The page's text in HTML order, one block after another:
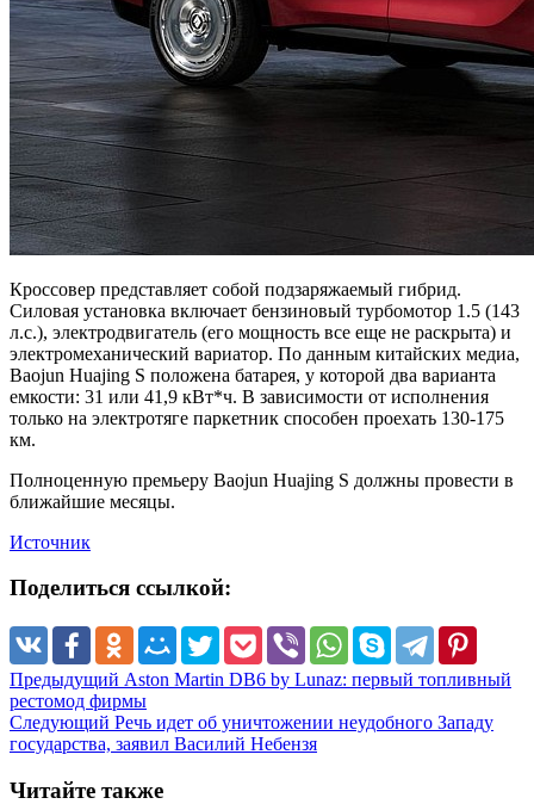
Кроссовер представляет собой подзаряжаемый гибрид.
Силовая установка включает бензиновый турбомотор 1.5 (143
л.с.), электродвигатель (его мощность все еще не раскрыта) и
электромеханический вариатор. По данным китайских медиа,
Baojun Huajing S положена батарея, у которой два варианта
емкости: 31 или 41,9 кВт*ч. В зависимости от исполнения
только на электротяге паркетник способен проехать 130-175
км.
Полноценную премьеру Baojun Huajing S должны провести в
ближайшие месяцы.
Источник
Поделиться ссылкой:
Предыдущий Aston Martin DB6 by Lunaz: первый топливный
рестомод фирмы
Следующий Речь идет об уничтожении неудобного Западу
государства, заявил Василий Небензя
Читайте также